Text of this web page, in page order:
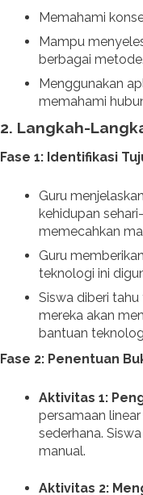
Memahami
Mampu
berbagai metode.
Menggunakan
memahami
2. Langkah-
Fase 1: Identifikasi
Guru
kehidupan
memecahkan
Guru
teknologi ini
Siswa diberi
mereka akan
bantuan
Fase 2: Penentuan
Aktivitas 1:
persamaan
sederhana.
manual.
Aktivitas 2: